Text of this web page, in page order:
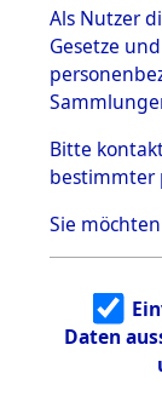
mente
5.
5.3
5.3.1
zu
en
5.3.2
g
5.3.3
Als Nutzer
Gesetze
Bitte
bestimmter
Sie
Daten